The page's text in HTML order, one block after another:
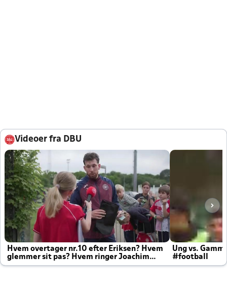
Videoer fra DBU
Hvem overtager nr.10 efter Eriksen? Hvem
glemmer sit pas? Hvem ringer Joachim
altid til efter kampe?
Ung vs.
#football